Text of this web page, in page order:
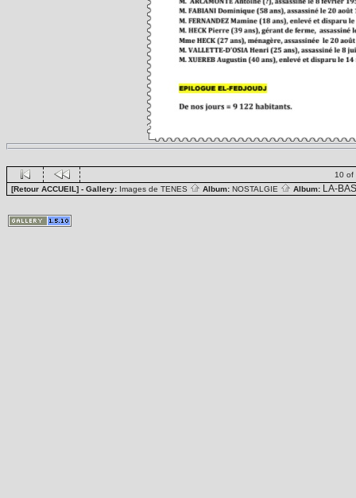
10 of
[Retour ACCUEIL] - Gallery: Images de TENES Album: NOSTALGIE Album: LA-BAS